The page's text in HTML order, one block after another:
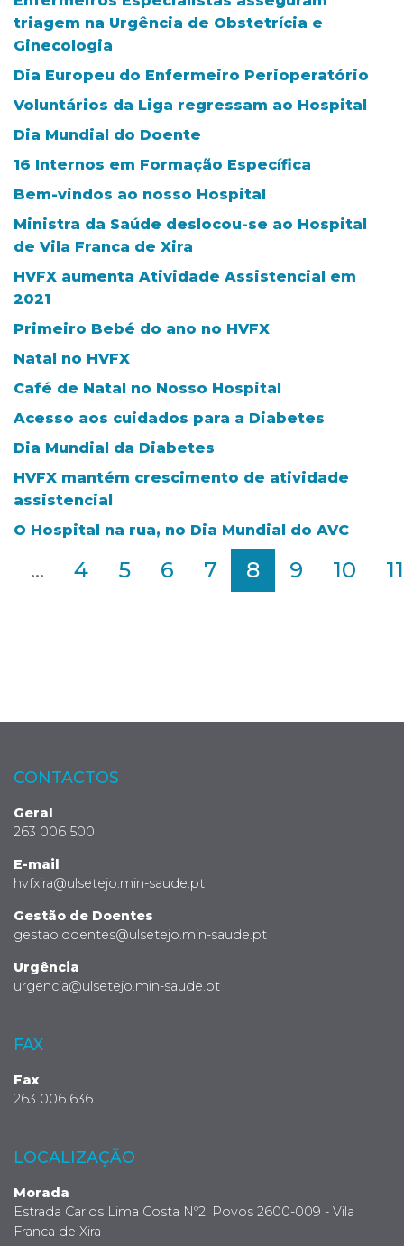
triagem na Urgência de Obstetrícia e
Ginecologia
Dia Europeu do Enfermeiro Perioperatório
Voluntários da Liga regressam ao Hospital
Dia Mundial do Doente
16 Internos em Formação Específica
Bem-vindos ao nosso Hospital
Ministra da Saúde deslocou-se ao Hospital
de Vila Franca de Xira
HVFX aumenta Atividade Assistencial em
2021
Primeiro Bebé do ano no HVFX
Natal no HVFX
Café de Natal no Nosso Hospital
Acesso aos cuidados para a Diabetes
Dia Mundial da Diabetes
HVFX mantém crescimento de atividade
assistencial
O Hospital na rua, no Dia Mundial do AVC
... 4 5 6 7 8 9 10 11
CONTACTOS
Geral
263 006 500
E-mail
hvfxira@ulsetejo.min-saude.pt
Gestão de Doentes
gestao.doentes@ulsetejo.min-saude.pt
Urgência
urgencia@ulsetejo.min-saude.pt
FAX
Fax
263 006 636
LOCALIZAÇÃO
Morada
Estrada Carlos Lima Costa Nº2, Povos 2600-009 - Vila
Franca de Xira